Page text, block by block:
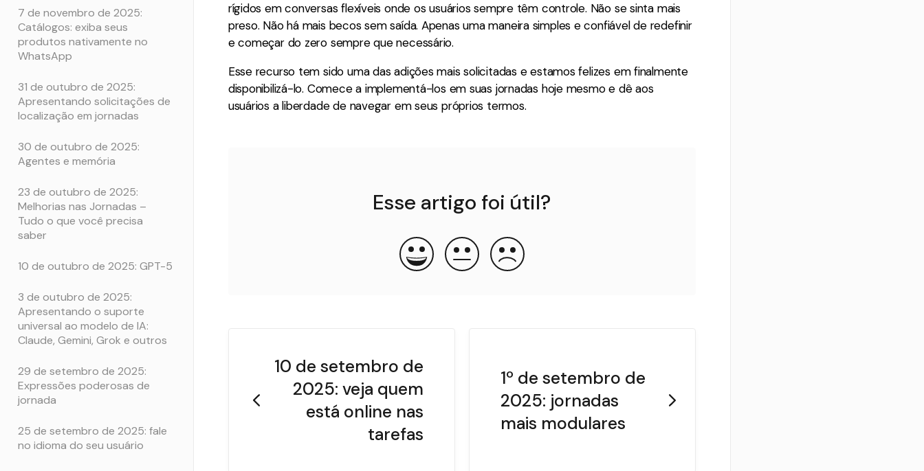
7 de novembro de 2025:
Catálogos: exiba seus
produtos nativamente no
WhatsApp
31 de outubro de 2025:
Apresentando solicitações de
localização em jornadas
30 de outubro de 2025:
Agentes e memória
23 de outubro de 2025:
Melhorias nas Jornadas –
Tudo o que você precisa
saber
10 de outubro de 2025: GPT-5
3 de outubro de 2025:
Apresentando o suporte
universal ao modelo de IA:
Claude, Gemini, Grok e outros
29 de setembro de 2025:
Expressões poderosas de
jornada
25 de setembro de 2025: fale
no idioma do seu usuário
rígidos em conversas flexíveis onde os usuários sempre têm controle. Não se sinta mais
preso. Não há mais becos sem saída. Apenas uma maneira simples e confiável de redefinir
e começar do zero sempre que necessário.
Esse recurso tem sido uma das adições mais solicitadas e estamos felizes em finalmente
disponibilizá-lo. Comece a implementá-los em suas jornadas hoje mesmo e dê aos
usuários a liberdade de navegar em seus próprios termos.
Esse artigo foi útil?
10 de setembro de
2025: veja quem
está online nas
tarefas
1º de setembro de
2025: jornadas
mais modulares